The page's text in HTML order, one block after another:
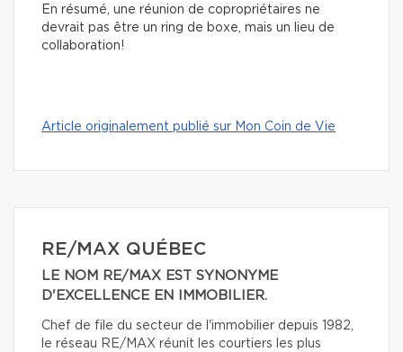
En résumé, une réunion de copropriétaires ne
devrait pas être un ring de boxe, mais un lieu de
collaboration!
Article originalement publié sur Mon Coin de Vie
RE/MAX QUÉBEC
LE NOM RE/MAX EST SYNONYME
D'EXCELLENCE EN IMMOBILIER.
Chef de file du secteur de l'immobilier depuis 1982,
le réseau RE/MAX réunit les courtiers les plus